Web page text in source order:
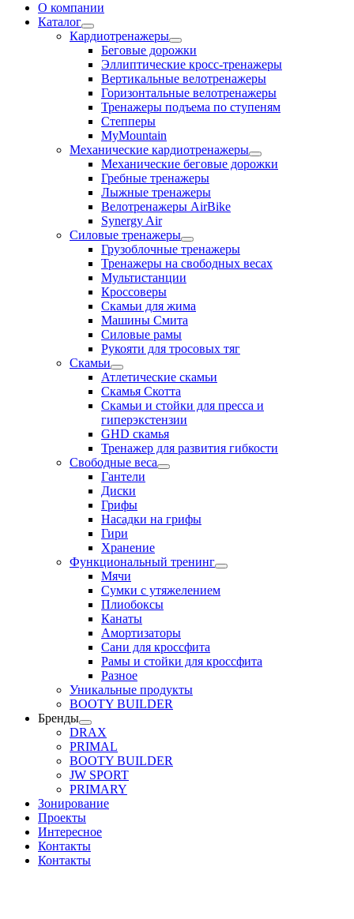
О компании
Каталог
Кардиотренажеры
Беговые дорожки
Эллиптические кросс-тренажеры
Вертикальные велотренажеры
Горизонтальные велотренажеры
Тренажеры подъема по ступеням
Степперы
MyMountain
Механические кардиотренажеры
Механические беговые дорожки
Гребные тренажеры
Лыжные тренажеры
Велотренажеры AirBike
Synergy Air
Силовые тренажеры
Грузоблочные тренажеры
Тренажеры на свободных весах
Мультистанции
Кроссоверы
Скамьи для жима
Машины Смита
Силовые рамы
Рукояти для тросовых тяг
Скамьи
Атлетические скамьи
Скамья Скотта
Скамьи и стойки для пресса и
гиперэкстензии
GHD скамья
Тренажер для развития гибкости
Свободные веса
Гантели
Диски
Грифы
Насадки на грифы
Гири
Хранение
Функциональный тренинг
Мячи
Сумки с утяжелением
Плиобоксы
Канаты
Амортизаторы
Сани для кроссфита
Рамы и стойки для кроссфита
Разное
Уникальные продукты
BOOTY BUILDER
Бренды
DRAX
PRIMAL
BOOTY BUILDER
JW SPORT
PRIMARY
Зонирование
Проекты
Интересное
Контакты
Контакты